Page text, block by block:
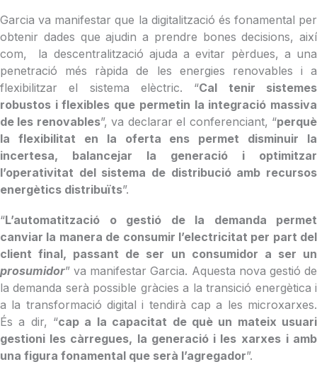
Garcia va manifestar que la digitalització és fonamental per
obtenir dades que ajudin a prendre bones decisions, així
com, la descentralització ajuda a evitar pèrdues, a una
penetració més ràpida de les energies renovables i a
flexibilitzar el sistema elèctric. “Cal tenir sistemes
robustos i flexibles que permetin la integració massiva
de les renovables”, va declarar el conferenciant, “perquè
la flexibilitat en la oferta ens permet disminuir la
incertesa, balancejar la generació i optimitzar
l’operativitat del sistema de distribució amb recursos
energètics distribuïts”.
“L’automatització o gestió de la demanda permet
canviar la manera de consumir l’electricitat per part del
client final, passant de ser un consumidor a ser un
prosumidor” va manifestar Garcia. Aquesta nova gestió de
la demanda serà possible gràcies a la transició energètica i
a la transformació digital i tendirà cap a les microxarxes.
És a dir, “cap a la capacitat de què un mateix usuari
gestioni les càrregues, la generació i les xarxes i amb
una figura fonamental que serà l’agregador”.